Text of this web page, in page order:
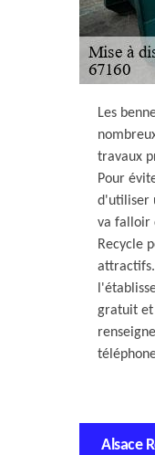
Les
travaux
Pour
d'utiliser
va falloir
Recycle
gratuit et
Alsace